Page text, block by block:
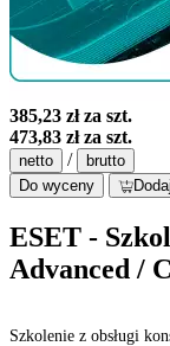
385,23 złza szt.
473,83 złza szt.
netto /
brutto
Do wyceny
ESET -
Advanced /
Szkolenie z obsługi